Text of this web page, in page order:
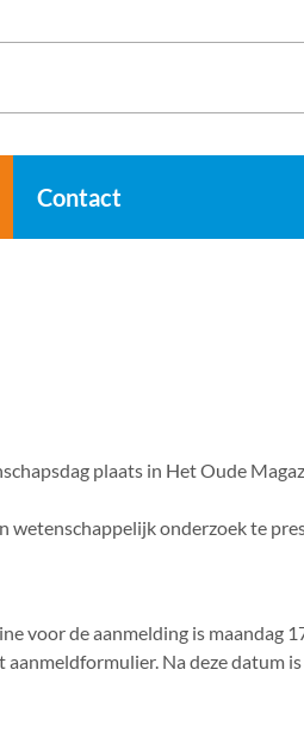
Contact
plaats in Het Oude
wetenschappelijk onderzoek te
voor de aanmelding is maandag
Na deze datum